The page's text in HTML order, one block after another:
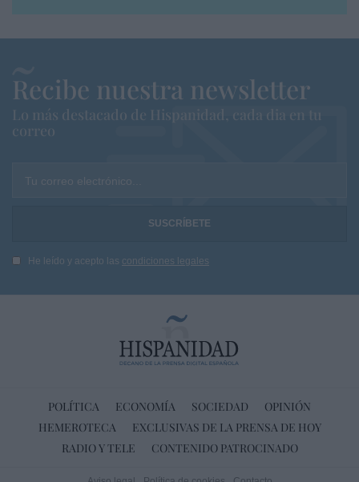
Recibe nuestra newsletter
Lo más destacado de Hispanidad, cada dia en tu
correo
Tu correo electrónico...
He leído y acepto las condiciones legales
POLÍTICA ECONOMÍA SOCIEDAD
OPINIÓN
HEMEROTECA
EXCLUSIVAS DE LA PRENSA DE HOY
RADIO Y TELE
CONTENIDO PATROCINADO